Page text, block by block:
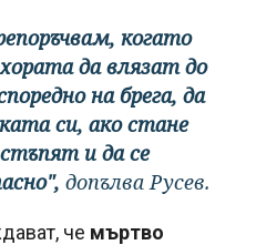
когато
да влязат до
на брега, да
си, ако стане
и да се
допълва Русев.
че мъртво